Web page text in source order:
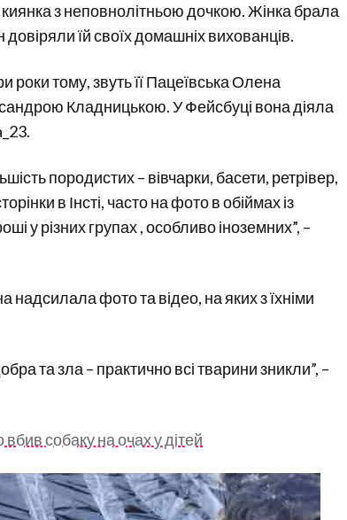
з неповнолітньою дочкою. Жінка брала
їй своїх домашніх вихованців.
роки тому, звуть її Пацеївська Олена
Кладницькою. У Фейсбуці вона діяла
породистих – вівчарки, басети, ретрівер,
в Інсті, часто на фото в обіймах із
у різних групах , особливо іноземних”, –
надсилала фото та відео, на яких з їхніми
та зла – практично всі тварини зникли”, –
собаку на очах у дітей